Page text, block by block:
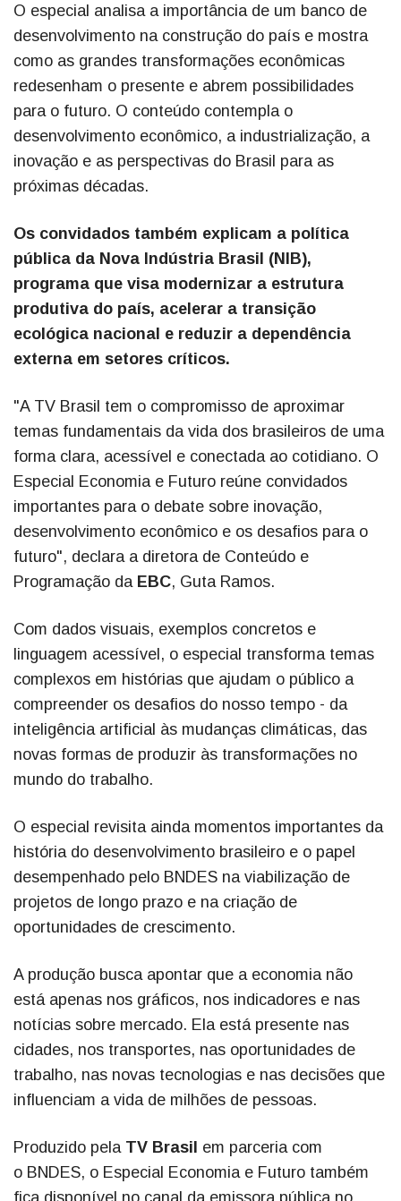
O especial analisa a importância de um banco de
desenvolvimento na construção do país e mostra
como as grandes transformações econômicas
redesenham o presente e abrem possibilidades
para o futuro. O conteúdo contempla o
desenvolvimento econômico, a industrialização, a
inovação e as perspectivas do Brasil para as
próximas décadas.
Os convidados também explicam a política
pública da Nova Indústria Brasil (NIB),
programa que visa modernizar a estrutura
produtiva do país, acelerar a transição
ecológica nacional e reduzir a dependência
externa em setores críticos.
"A TV Brasil tem o compromisso de aproximar
temas fundamentais da vida dos brasileiros de uma
forma clara, acessível e conectada ao cotidiano. O
Especial Economia e Futuro reúne convidados
importantes para o debate sobre inovação,
desenvolvimento econômico e os desafios para o
futuro", declara a diretora de Conteúdo e
Programação da EBC, Guta Ramos.
Com dados visuais, exemplos concretos e
linguagem acessível, o especial transforma temas
complexos em histórias que ajudam o público a
compreender os desafios do nosso tempo - da
inteligência artificial às mudanças climáticas, das
novas formas de produzir às transformações no
mundo do trabalho.
O especial revisita ainda momentos importantes da
história do desenvolvimento brasileiro e o papel
desempenhado pelo BNDES na viabilização de
projetos de longo prazo e na criação de
oportunidades de crescimento.
A produção busca apontar que a economia não
está apenas nos gráficos, nos indicadores e nas
notícias sobre mercado. Ela está presente nas
cidades, nos transportes, nas oportunidades de
trabalho, nas novas tecnologias e nas decisões que
influenciam a vida de milhões de pessoas.
Produzido pela TV Brasil em parceria com
o BNDES, o Especial Economia e Futuro também
fica disponível no canal da emissora pública no